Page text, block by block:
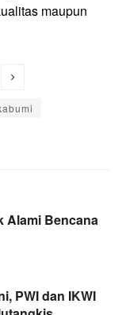
maupun
Alami Bencana
PWI dan IKWI